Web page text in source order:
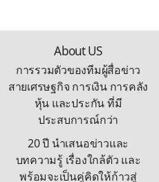
About US
การรวมตัวของทีมผู้สื่อข่าว
สายเศรษฐกิจ การเงิน การคลัง
หุ้น และประกัน ที่มี
ประสบการณ์กว่า
20 ปี นำเสนอข่าวและ
บทความรู้ เรื่องใกล้ตัว และ
พร้อมจะเป็นคู่คิดให้ก้าวสู่